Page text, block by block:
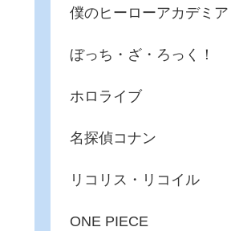
僕のヒーローアカデミア
ぼっち・ざ・ろっく！
ホロライブ
名探偵コナン
リコリス・リコイル
ONE PIECE